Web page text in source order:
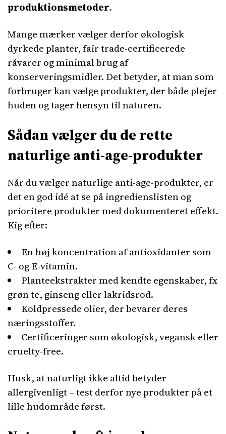
produktionsmetoder.
Mange mærker vælger derfor økologisk
dyrkede planter, fair trade-certificerede
råvarer og minimal brug af
konserveringsmidler. Det betyder, at man som
forbruger kan vælge produkter, der både plejer
huden og tager hensyn til naturen.
Sådan vælger du de rette
naturlige anti-age-produkter
Når du vælger naturlige anti-age-produkter, er
det en god idé at se på ingredienslisten og
prioritere produkter med dokumenteret effekt.
Kig efter:
En høj koncentration af antioxidanter som
C- og E-vitamin.
Planteekstrakter med kendte egenskaber, fx
grøn te, ginseng eller lakridsrod.
Koldpressede olier, der bevarer deres
næringsstoffer.
Certificeringer som økologisk, vegansk eller
cruelty-free.
Husk, at naturligt ikke altid betyder
allergivenligt – test derfor nye produkter på et
lille hudområde først.